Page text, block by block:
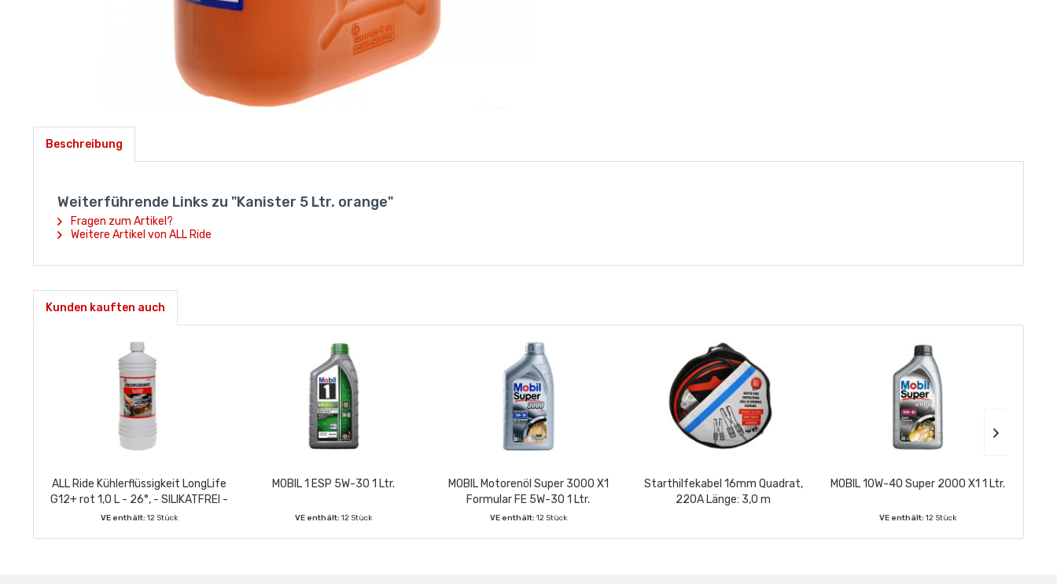
Beschreibung
Weiterführende Links zu "Kanister 5 Ltr. orange"
Fragen zum Artikel?
Weitere Artikel von ALL Ride
Kunden kauften auch
ALL Ride Kühlerflüssigkeit LongLife
G12+ rot 1,0 L - 26°, - SILIKATFREI -
VE enthält: 12 Stück
MOBIL 1 ESP 5W-30 1 Ltr.
VE enthält:12 Stück
MOBIL Motorenöl Super 3000 X1
Formular FE 5W-30 1 Ltr.
VE enthält: 12 Stück
Starthilfekabel 16mm Quadrat,
220A Länge: 3,0 m
MOBIL 10W-40 Super 2000 X1 1 Ltr.
VE enthält:12 Stück